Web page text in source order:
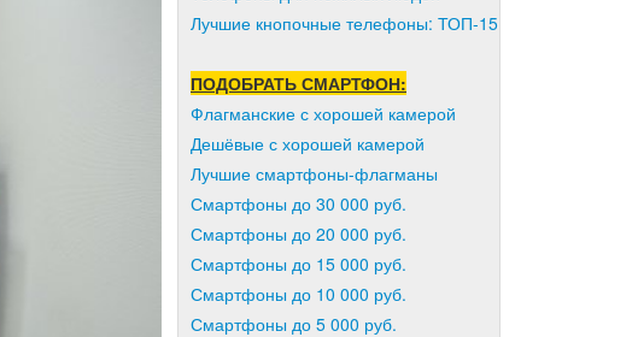
Лучшие кнопочные телефоны: ТОП-15
ПОДОБРАТЬ СМАРТФОН:
Флагманские с хорошей камерой
Дешёвые с хорошей камерой
Лучшие смартфоны-флагманы
Смартфоны до 30 000 руб.
Смартфоны до 20 000 руб.
Смартфоны до 15 000 руб.
Смартфоны до 10 000 руб.
Смартфоны до 5 000 руб.